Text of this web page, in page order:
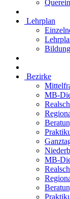
Lehrplan
Bezirke
MB-
MB-